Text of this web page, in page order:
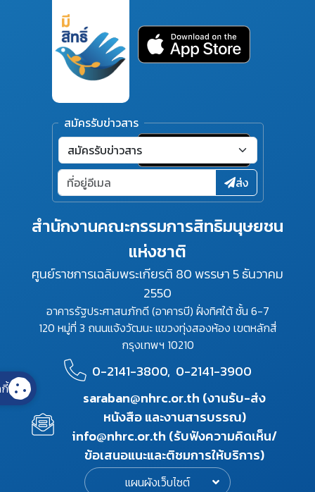
สำนักงานคณะกรรมการสิทธิมนุษยชน
แห่งชาติ
ศูนย์ราชการเฉลิมพระเกียรติ 80 พรรษา 5 ธันวาคม
2550
อาคารรัฐประศาสนภักดี (อาคารบี) ฝั่งทิศใต้ ชั้น 6-7
120 หมู่ที่ 3 ถนนแจ้งวัฒนะ แขวงทุ่งสองห้อง เขตหลักสี่
กรุงเทพฯ 10210
0-2141-3800, 0-2141-3900
saraban@nhrc.or.th (งานรับ-ส่ง
หนังสือ และงานสารบรรณ)
info@nhrc.or.th (รับฟังความคิดเห็น/
ข้อเสนอแนะและติชมการให้บริการ)
แผนผังเว็บไซต์
สมัครรับข่าวสาร
ส่ง